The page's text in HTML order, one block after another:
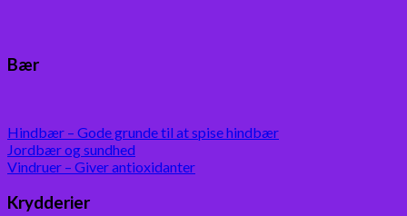
Bær
Hindbær – Gode grunde til at spise hindbær
Jordbær og sundhed
Vindruer – Giver antioxidanter
Krydderier